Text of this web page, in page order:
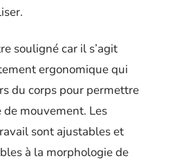
souligné car il s’agit
ergonomique qui
du corps pour permettre
mouvement. Les
sont ajustables et
à la morphologie de